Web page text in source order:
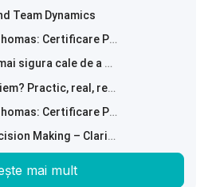
Team Dynamics
comportamentele si potentialul echipei tale!
a prezice o recrutare de succes
Practic, real, relevant
comportamentele si potentialul echipei tale!
Clarity in a World of Complexity
mai mult